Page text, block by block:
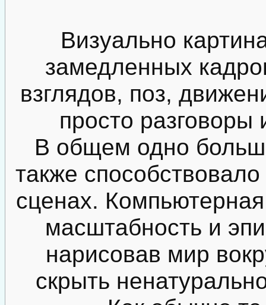
Визуально
замедленных
взглядов, поз,
просто
В общем одно
также
сценах.
масштабность и
нарисовав мир
скрыть